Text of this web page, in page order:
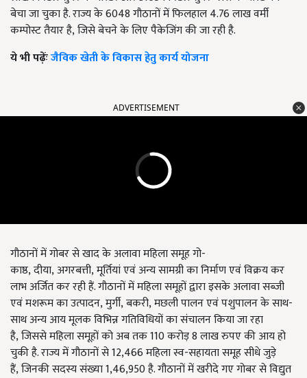
बेचा जा चुका है. राज्य के 6048 गौठानों में फिलहाल 4.76 लाख वर्मी
कम्पोस्ट तैयार है,जिसे बेचने के लिए पैकेजिंग की जा रही है.
ये भी पढ़ेंःजैविक खेती के विकास हेतु कार्य योजना
ADVERTISEMENT
गौठानों में गोबर से खाद के अलावा महिला समूह गो-
काष्ठ,दीया,अगरबत्ती,मूर्तियां एवं अन्य सामग्री का निर्माण एवं विक्रय कर
लाभ अर्जित कर रही हैं. गौठानों में महिला समूहों द्वारा इसके अलावा सब्जी
एवं मशरूम का उत्पादन,मुर्गी,बकरी,मछली पालन एवं पशुपालन के साथ-
साथ अन्य आय मूलक विभिन्न गतिविधियों का संचालन किया जा रहा
है,जिससे महिला समूहों को अब तक 110 करोड़ 8 लाख रुपए की आय हो
चुकी है. राज्य में गौठानों से 12,466 महिला स्व-सहायता समूह सीधे जुड़े
हैं,जिनकी सदस्य संख्या 1,46,950 है. गौठानों में खरीदे गए गोबर से विद्युत